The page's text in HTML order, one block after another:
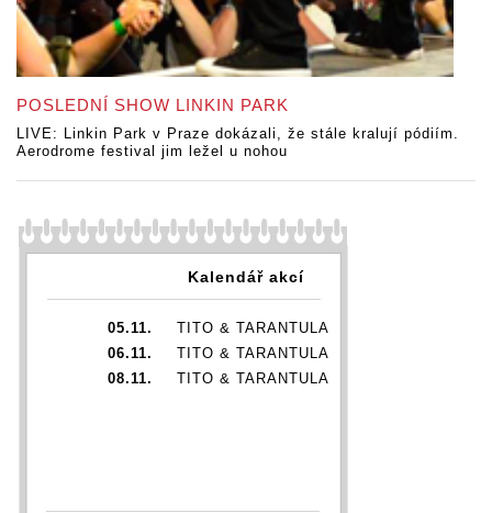
POSLEDNÍ SHOW LINKIN PARK
LIVE: Linkin Park v Praze dokázali, že stále kralují pódiím.
Aerodrome festival jim ležel u nohou
Kalendář akcí
05.11.
TITO & TARANTULA
06.11.
TITO & TARANTULA
08.11.
TITO & TARANTULA